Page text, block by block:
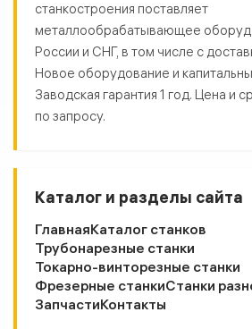
станкостроения поставляет
металлообрабатывающее
России и СНГ, в том числе с
Новое оборудование и
Заводская гарантия 1 год. Цена и
по запросу.
Каталог и разделы сайта
ГлавнаяКаталог станков
Трубонарезные станки
Токарно-винторезные станки
Фрезерные станкиСтанки
ЗапчастиКонтакты